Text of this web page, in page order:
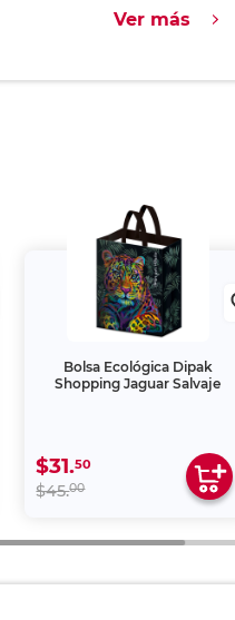
Ver más
Bolsa Ecológica Dipak
Shopping Jaguar Salvaje
$31.50
$45.00